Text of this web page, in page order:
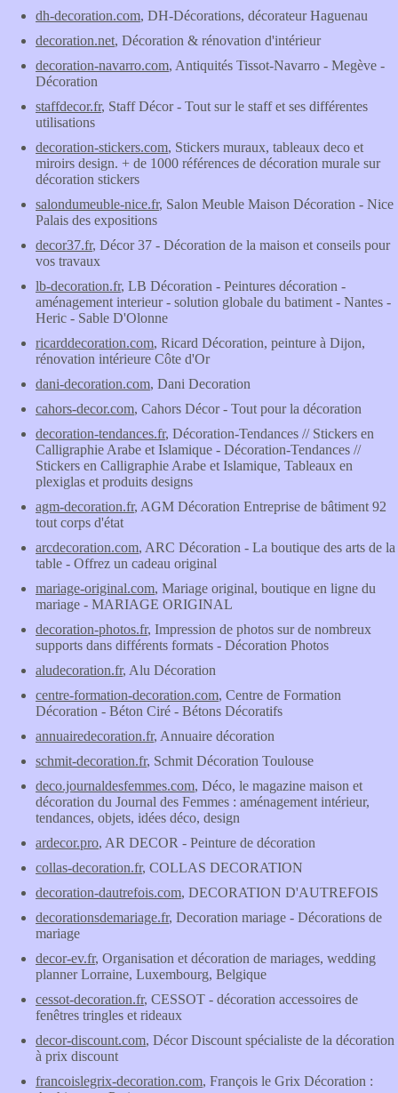
dh-decoration.com, DH-Décorations, décorateur Haguenau
decoration.net, Décoration & rénovation d'intérieur
decoration-navarro.com, Antiquités Tissot-Navarro - Megève -
Décoration
staffdecor.fr, Staff Décor - Tout sur le staff et ses différentes
utilisations
decoration-stickers.com, Stickers muraux, tableaux deco et
miroirs design. + de 1000 références de décoration murale sur
décoration stickers
salondumeuble-nice.fr, Salon Meuble Maison Décoration - Nice
Palais des expositions
decor37.fr, Décor 37 - Décoration de la maison et conseils pour
vos travaux
lb-decoration.fr, LB Décoration - Peintures décoration -
aménagement interieur - solution globale du batiment - Nantes -
Heric - Sable D'Olonne
ricarddecoration.com, Ricard Décoration, peinture à Dijon,
rénovation intérieure Côte d'Or
dani-decoration.com, Dani Decoration
cahors-decor.com, Cahors Décor - Tout pour la décoration
decoration-tendances.fr, Décoration-Tendances // Stickers en
Calligraphie Arabe et Islamique - Décoration-Tendances //
Stickers en Calligraphie Arabe et Islamique, Tableaux en
plexiglas et produits designs
agm-decoration.fr, AGM Décoration Entreprise de bâtiment 92
tout corps d'état
arcdecoration.com, ARC Décoration - La boutique des arts de la
table - Offrez un cadeau original
mariage-original.com, Mariage original, boutique en ligne du
mariage - MARIAGE ORIGINAL
decoration-photos.fr, Impression de photos sur de nombreux
supports dans différents formats - Décoration Photos
aludecoration.fr, Alu Décoration
centre-formation-decoration.com, Centre de Formation
Décoration - Béton Ciré - Bétons Décoratifs
annuairedecoration.fr, Annuaire décoration
schmit-decoration.fr, Schmit Décoration Toulouse
deco.journaldesfemmes.com, Déco, le magazine maison et
décoration du Journal des Femmes : aménagement intérieur,
tendances, objets, idées déco, design
ardecor.pro, AR DECOR - Peinture de décoration
collas-decoration.fr, COLLAS DECORATION
decoration-dautrefois.com, DECORATION D'AUTREFOIS
decorationsdemariage.fr, Decoration mariage - Décorations de
mariage
decor-ev.fr, Organisation et décoration de mariages, wedding
planner Lorraine, Luxembourg, Belgique
cessot-decoration.fr, CESSOT - décoration accessoires de
fenêtres tringles et rideaux
decor-discount.com, Décor Discount spécialiste de la décoration
à prix discount
francoislegrix-decoration.com, François le Grix Décoration :